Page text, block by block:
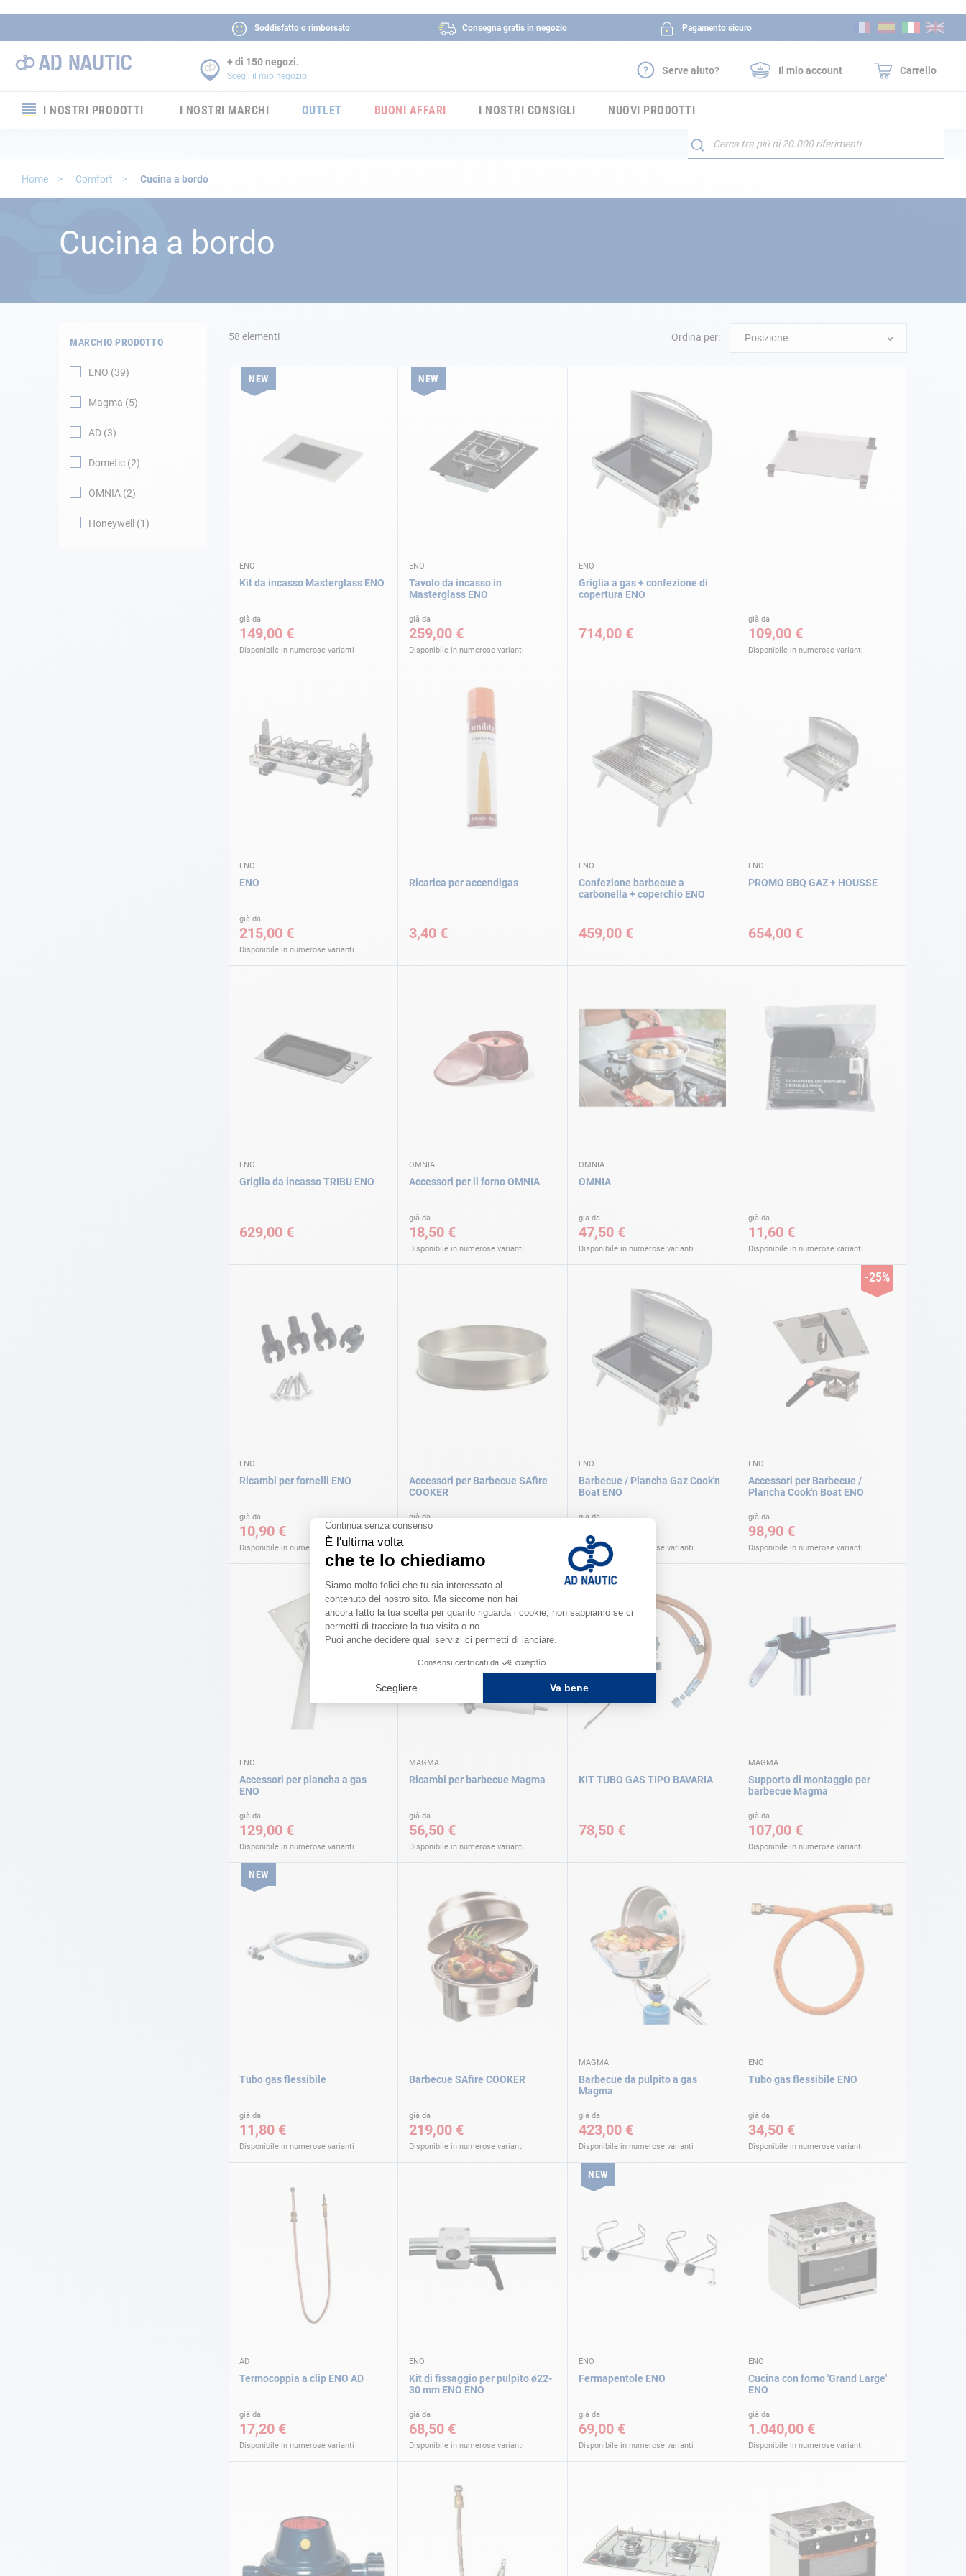
Soddisfatto o rimborsato Consegna gratis in negozio Pagamento sicuro
al
+ di 150 negozi.
Scegli il mio negozio. Serve aiuto? Il mio account Carrello
I NOSTRI PRODOTTI
Elettricità
Sicurezza
I NOSTRI MARCHI OUTLET BUONI AFFARI I NOSTRI CONSIGLI NUOVI PRODOTTI
Search
Home Comfort Cucina a bordo
Cucina a bordo
58 elementi Ordina per: Posizione
NEW
ENO
Kit da incasso Masterglass ENO
già da
149,00 €
Disponibile in numerose varianti
NEW
ENO
Tavolo da incasso in
Masterglass ENO
già da
259,00 €
Disponibile in numerose varianti
ENO
Griglia a gas + confezione di
copertura ENO
714,00 €
già da
109,00 €
Disponibile in numerose varianti
ENO
ENO
già da
215,00 €
Disponibile in numerose varianti
Ricarica per accendigas
3,40 €
ENO
Confezione barbecue a
carbonella + coperchio ENO
459,00 €
ENO
PROMO BBQ GAZ + HOUSSE
654,00 €
ENO
Griglia da incasso TRIBU ENO
629,00 €
OMNIA
Accessori per il forno OMNIA
già da
18,50 €
Disponibile in numerose varianti
OMNIA
OMNIA
già da
47,50 €
Disponibile in numerose varianti
già da
11,60 €
Disponibile in numerose varianti
ENO
Ricambi per fornelli ENO
già da
10,90 €
Disponibile in numerose varianti
Accessori per Barbecue SAfire
COOKER
già da
23,50 €
ENO
Barbecue / Plancha Gaz Cook'n
Boat ENO
già da
409,00 €
Disponibile in numerose varianti
-25%
ENO
Accessori per Barbecue /
Plancha Cook'n Boat ENO
già da
98,90 €
Disponibile in numerose varianti
ENO
Accessori per plancha a gas
ENO
già da
129,00 €
Disponibile in numerose varianti
MAGMA
Ricambi per barbecue Magma
già da
56,50 €
Disponibile in numerose varianti
KIT TUBO GAS TIPO BAVARIA
78,50 €
MAGMA
Supporto di montaggio per
barbecue Magma
già da
107,00 €
Disponibile in numerose varianti
NEW
Tubo gas flessibile
già da
11,80 €
Disponibile in numerose varianti
Barbecue SAfire COOKER
già da
219,00 €
Disponibile in numerose varianti
MAGMA
Barbecue da pulpito a gas
Magma
già da
423,00 €
Disponibile in numerose varianti
ENO
Tubo gas flessibile ENO
già da
34,50 €
Disponibile in numerose varianti
AD
Termocoppia a clip ENO AD
già da
17,20 €
Disponibile in numerose varianti
ENO
Kit di fissaggio per pulpito ø22-
30 mm ENO ENO
già da
68,50 €
Disponibile in numerose varianti
NEW
ENO
Fermapentole ENO
già da
69,00 €
Disponibile in numerose varianti
ENO
Cucina con forno 'Grand Large'
ENO
già da
1.040,00 €
Disponibile in numerose varianti
MARCHIO PRODOTTO
ENO 39
Magma 5
AD 3
Dometic 2
OMNIA 2
Honeywell 1